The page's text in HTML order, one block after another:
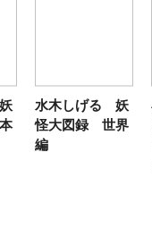
小説 仮面ライ
ダーガッチャー
ド Ｕｎｉｖｅ